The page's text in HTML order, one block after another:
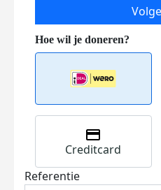
Creditcard
Referentie